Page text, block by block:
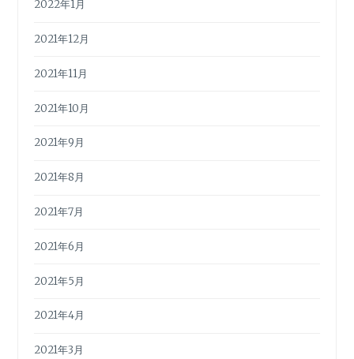
2022年1月
2021年12月
2021年11月
2021年10月
2021年9月
2021年8月
2021年7月
2021年6月
2021年5月
2021年4月
2021年3月